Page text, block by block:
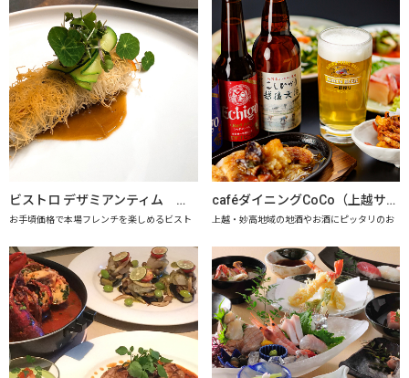
ビストロ デザミアンティム 【上越市地産地消推進の店認定店】
お手頃価格で本場フレンチを楽しめるビスト
caféダイニングCoCo（上越サンプラザホテル） 【上越市地産地消推進の店認定店】
上越・妙高地域の地酒やお酒にピッタリのお